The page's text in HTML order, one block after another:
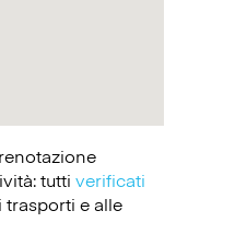
tutti verificati
trasporti e alle